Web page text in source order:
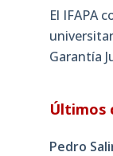
El IFAPA
Garantía
Últimos
Pedro